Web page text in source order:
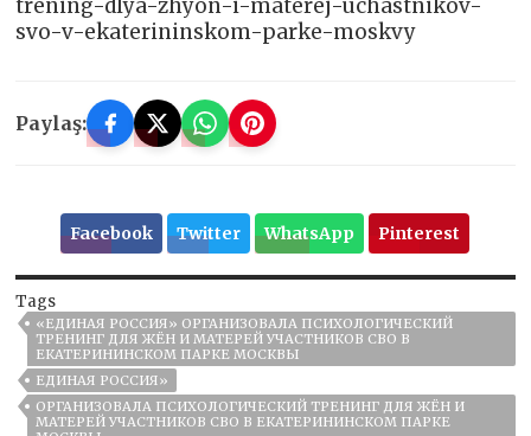
trening-dlya-zhyon-i-materej-uchastnikov-
svo-v-ekaterininskom-parke-moskvy
Paylaş:
Facebook Twitter WhatsApp Pinterest
Tags
«ЕДИНАЯ РОССИЯ» ОРГАНИЗОВАЛА ПСИХОЛОГИЧЕСКИЙ
ТРЕНИНГ ДЛЯ ЖЁН И МАТЕРЕЙ УЧАСТНИКОВ СВО В
ЕКАТЕРИНИНСКОМ ПАРКЕ МОСКВЫ
ЕДИНАЯ РОССИЯ»
ОРГАНИЗОВАЛА ПСИХОЛОГИЧЕСКИЙ ТРЕНИНГ ДЛЯ ЖЁН И
МАТЕРЕЙ УЧАСТНИКОВ СВО В ЕКАТЕРИНИНСКОМ ПАРКЕ